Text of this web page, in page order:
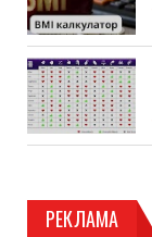
РЕКЛАМА